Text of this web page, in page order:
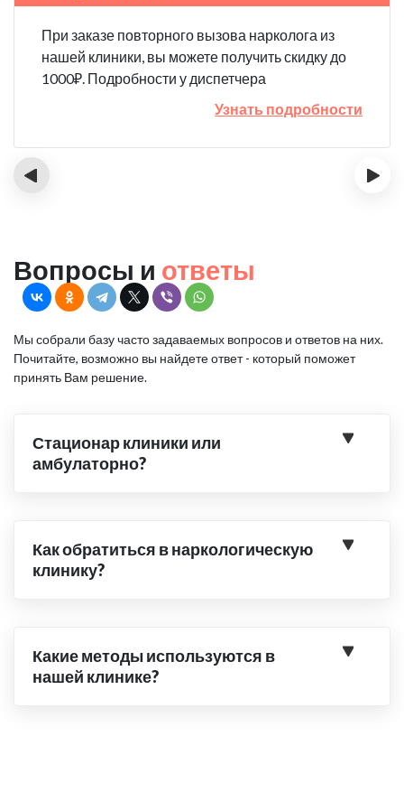
При заказе повторного вызова нарколога из
нашей клиники, вы можете получить скидку до
1000₽. Подробности у диспетчера
Узнать подробности
‹ ›
Вопросы и ответы
Мы собрали базу часто задаваемых вопросов и ответов на них.
Почитайте, возможно вы найдете ответ - который поможет
принять Вам решение.
Стационар клиники или
амбулаторно?
Как обратиться в наркологическую
клинику?
Какие методы используются в
нашей клинике?